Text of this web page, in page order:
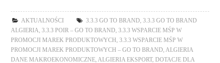
AKTUALNOŚCI 3.3.3 GO TO BRAND ,3.3.3 GO TO BRAND
ALGIERIA ,3.3.3 POIR – GO TO BRAND ,3.3.3 WSPARCIE MŚP W
PROMOCJI MAREK PRODUKTOWYCH ,3.3.3 WSPARCIE MŚP W
PROMOCJI MAREK PRODUKTOWYCH – GO TO BRAND ALGIERIA
DANE MAKROEKONOMICZNE ALGIERIA EKSPORT,DOTACJE DLA